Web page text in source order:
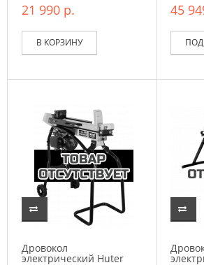
21 990 р.
В КОРЗИНУ
45
ПОД
Дровокол
электрический Huter